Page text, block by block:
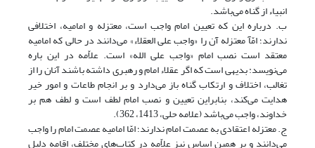
انبیاء از گناه می‌باشد.
ب. درباره این که تعیین امام واجب است، معتزله و امامیه، اختلافی
ندارند؛ امّآ معتزله آن را «واجب علی العقلاء» می‌دانند در حالی که امامیه
معتقد است نصب امام «واجب علی الله» است. علاّمه در این باره
می‌نویسد: بدیهی است که اگر عقلاء امام و رهبری داشته باشند آنان را از
تغالب، اختلاف و ارتکاب گناه باز می‌دارد و بر انجام طاعات و امور خیر
هدایت می‌کند، بنابراین تعیین و نصب امام لطف است و لطف هم بر
خداوند، واجب می‌باشد (علامه حلی، 1413، 362).
ج. معتزله اعتقادی به عصمت امام ندارند؛ امّا امامیه عصمت امام را واجب
می‌‌دانند و بر همین اساس نیز علاّمه در کتاب‌های مختلف، اقامه دلیل